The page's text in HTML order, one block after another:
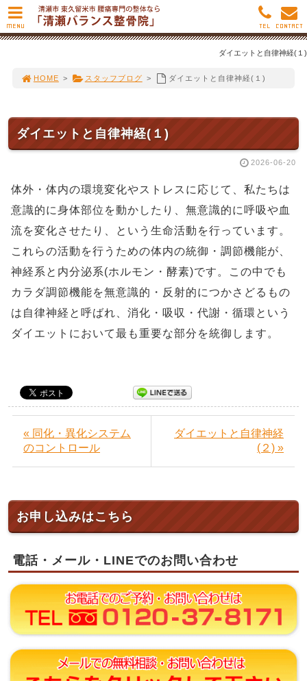
ダイエットと自律神経(１)
HOME > スタッフブログ > ダイエットと自律神経(１)
ダイエットと自律神経(１)
2026-06-20
体外・体内の環境変化やストレスに応じて、私たちは
意識的に身体部位を動かしたり、無意識的に呼吸や血
流を変化させたり、という生命活動を行っています。
これらの活動を行うための体内の統御・調節機能が、
神経系と内分泌系(ホルモン・酵素)です。この中でも
カラダ調節機能を無意識的・反射的につかさどるもの
は自律神経と呼ばれ、消化・吸収・代謝・循環という
ダイエットにおいて最も重要な部分を統御します。
« 同化・異化システム
のコントロール
ダイエットと自律神経
(２) »
お申し込みはこちら
電話・メール・LINEでのお問い合わせ
MENU CONTACT
TEL